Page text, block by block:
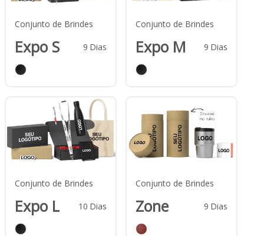
Conjunto de Brindes
Expo S 9 Dias
Conjunto de Brindes
Expo M 9 Dias
Conjunto de Brindes
Expo L 10 Dias
Conjunto de Brindes
Zone 9 Dias